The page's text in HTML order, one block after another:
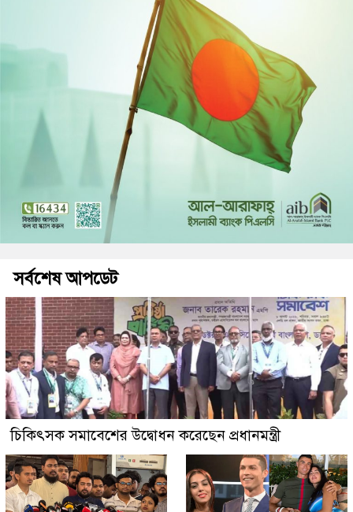
সর্বশেষ আপডেট
চিকিৎসক সমাবেশের উদ্বোধন করেছেন প্রধানমন্ত্রী